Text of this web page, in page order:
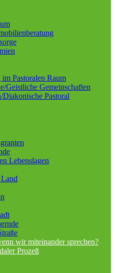
Pastoralen Raum
Geistliche Gemeinschaften
Diakonische Pastoral
Lebenslagen
wir miteinander sprechen?
Prozeß